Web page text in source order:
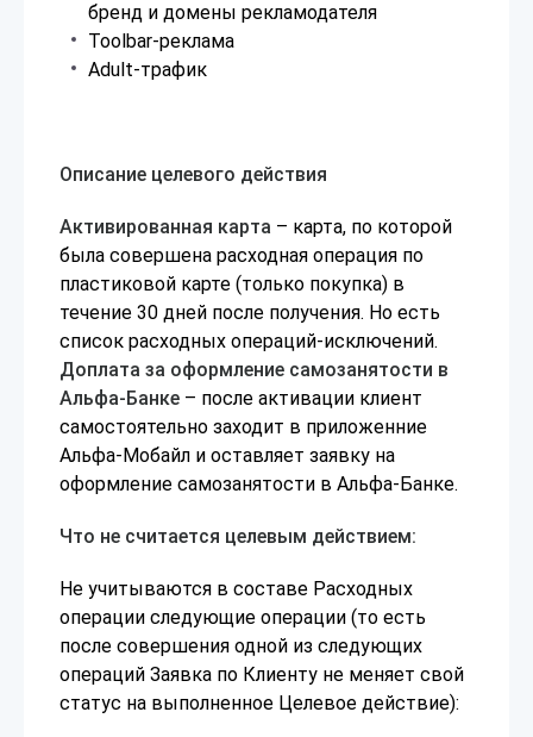
бренд и домены рекламодателя
Toolbar-реклама
Adult-трафик
Описание целевого действия
Активированная карта – карта, по которой
была совершена расходная операция по
пластиковой карте (только покупка) в
течение 30 дней после получения. Но есть
список расходных операций-исключений.
Доплата за оформление самозанятости в
Альфа-Банке – после активации клиент
самостоятельно заходит в приложенние
Альфа-Мобайл и оставляет заявку на
оформление самозанятости в Альфа-Банке.
Что не считается целевым действием:
Не учитываются в составе Расходных
операции следующие операции (то есть
после совершения одной из следующих
операций Заявка по Клиенту не меняет свой
статус на выполненное Целевое действие):